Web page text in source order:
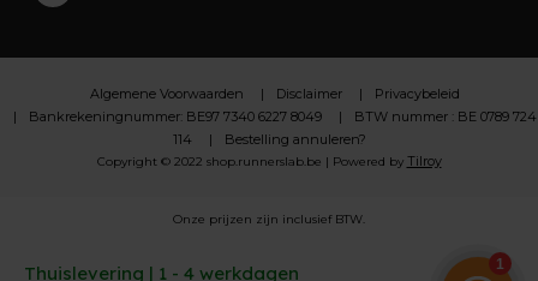
Thuislevering | 1 - 4 werkdagen
Algemene Voorwaarden Disclaimer
Privacybeleid
Bankrekeningnummer: BE97 7340 6227 8049
BTW nummer : BE 0789 724
114
Bestelling annuleren?
Copyright © 2022 shop.runnerslab.be | Powered by Tilroy
Onze prijzen zijn inclusief BTW.